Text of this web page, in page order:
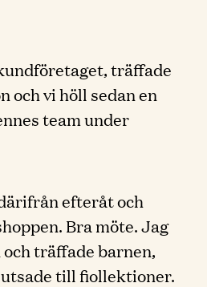
träffade
och vi höll sedan en
team under
efteråt och
Bra möte. Jag
träffade barnen,
till fiollektioner.